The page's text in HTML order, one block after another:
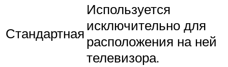
Стандартная
Используется
исключительно для
расположения на ней
телевизора.